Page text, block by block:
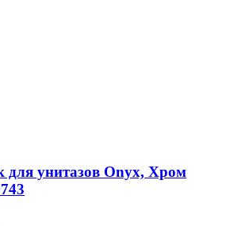
унитазов Onyx, Хром